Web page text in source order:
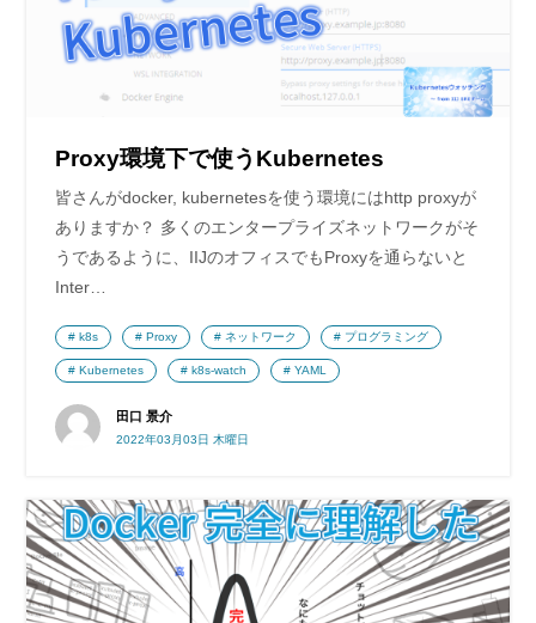
Proxy環境下で使うKubernetes
皆さんがdocker, kubernetesを使う環境にはhttp proxyが
ありますか？ 多くのエンタープライズネットワークがそ
うであるように、IIJのオフィスでもProxyを通らないと
Inter…
田口 景介
2022年03月03日 木曜日
k8s Proxy ネットワーク プログラミング
Kubernetes k8s-watch YAML